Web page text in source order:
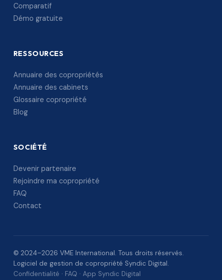
Comparatif
Démo gratuite
RESSOURCES
Annuaire des copropriétés
Annuaire des cabinets
Glossaire copropriété
Blog
SOCIÉTÉ
Devenir partenaire
Rejoindre ma copropriété
FAQ
Contact
© 2024–2026 VME International. Tous droits réservés.
Logiciel de gestion de copropriété Syndic Digital.
Confidentialité · FAQ · App Syndic Digital